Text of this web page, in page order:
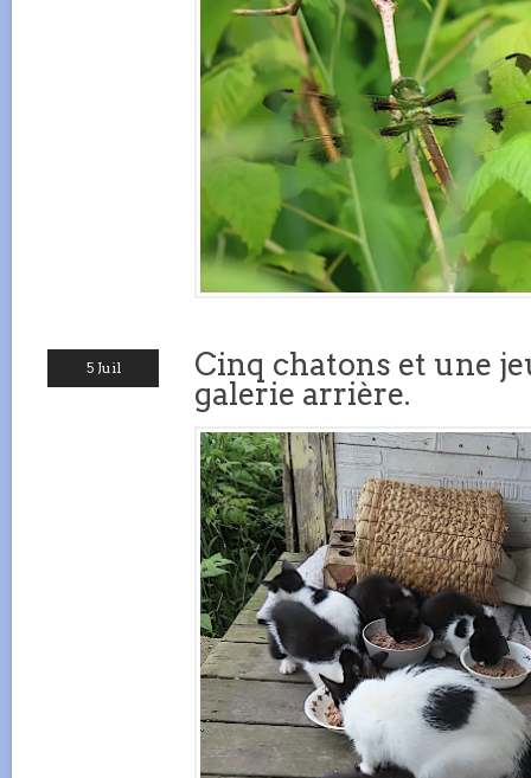
5 Juil
Cinq chatons et une
galerie arrière.